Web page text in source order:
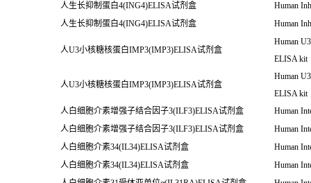
人生长抑制蛋白4(ING4)ELISA试剂盒
Human
人生长抑制蛋白4(ING4)ELISA试剂盒
Human
人U3小核糖核蛋白IMP3(IMP3)ELISA试剂盒
Human
ELISA kit
人U3小核糖核蛋白IMP3(IMP3)ELISA试剂盒
Human
ELISA kit
人白细胞介素增强子结合因子3(ILF3)ELISA试剂盒
Human
人白细胞介素增强子结合因子3(ILF3)ELISA试剂盒
Human
人白细胞介素34(IL34)ELISA试剂盒
Human
人白细胞介素34(IL34)ELISA试剂盒
Human